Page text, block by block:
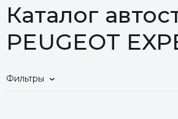
Каталог
PEUGEOT
Фильтры